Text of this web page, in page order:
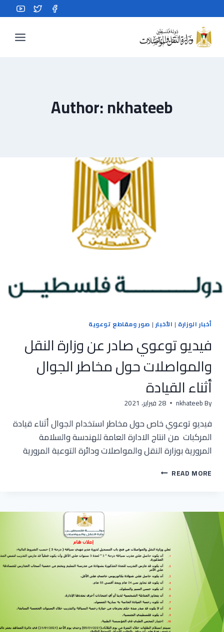
to
content
Author: nkhateeb
أخبار الوزارة | الأخبار | صور ومقاطع توعوية
فيديو توعوي صادر عن وزارة النقل
والمواصلات حول مخاطر الجوال
أثناء القيادة
By
nkhateeb 28 فبراير، 2021
فيديو توعوي خاص حول مخاطر استخدام الجوال أثناء قيادة
المركبات من انتاج الادارة العامة للهندسة والسلامة
المرورية بوزارة النقل والمواصلات ودائرة التوعية المرورية
READ MORE فيديو
وزارة
مخاطر
الجوال
أثناء
القيادة